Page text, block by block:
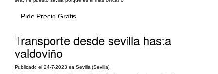
Pide Precio Gratis
Transporte desde sevilla hasta
valdoviño
Publicado el 24-7-2023 en Sevilla (Sevilla)